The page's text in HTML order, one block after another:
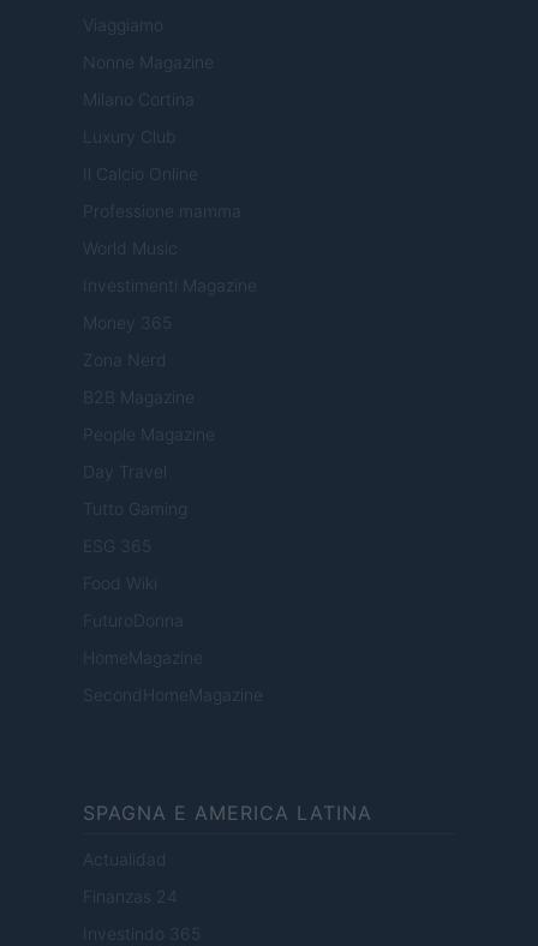
Viaggiamo
Nonne Magazine
Milano Cortina
Luxury Club
Il Calcio Online
Professione mamma
World Music
Investimenti Magazine
Money 365
Zona Nerd
B2B Magazine
People Magazine
Day Travel
Tutto Gaming
ESG 365
Food Wiki
FuturoDonna
HomeMagazine
SecondHomeMagazine
SPAGNA E AMERICA LATINA
Actualidad
Finanzas 24
Investindo 365